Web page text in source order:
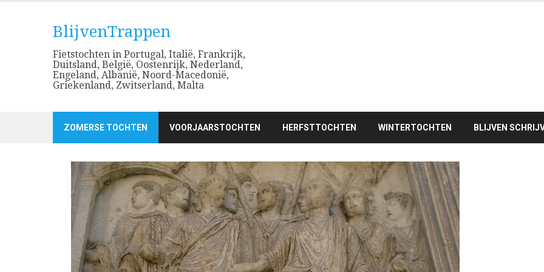
BlijvenTrappen
Fietstochten in Portugal, Italië, Frankrijk,
Duitsland, België, Oostenrijk, Nederland,
Engeland, Albanië, Noord-Macedonië,
Griekenland, Zwitserland, Malta
ZOMERSE TOCHTEN VOORJAARSTOCHTEN HERFSTTOCHTEN WINTERTOCHTEN BLIJVEN